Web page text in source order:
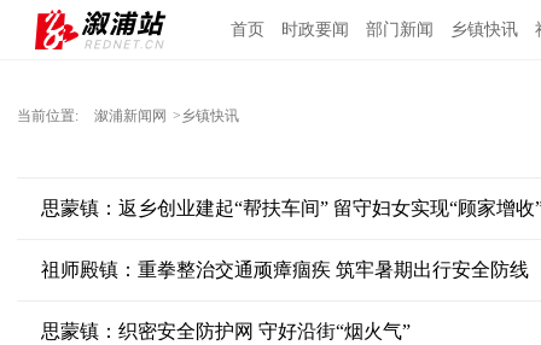
首页 时政要闻 部门新闻 乡镇快讯
当前位置: 溆浦新闻网 >乡镇快讯
思蒙镇：返乡创业建起“帮扶车间” 留守妇女实现“顾家增收
祖师殿镇：重拳整治交通顽瘴痼疾 筑牢暑期出行安全防线
思蒙镇：织密安全防护网 守好沿街“烟火气”